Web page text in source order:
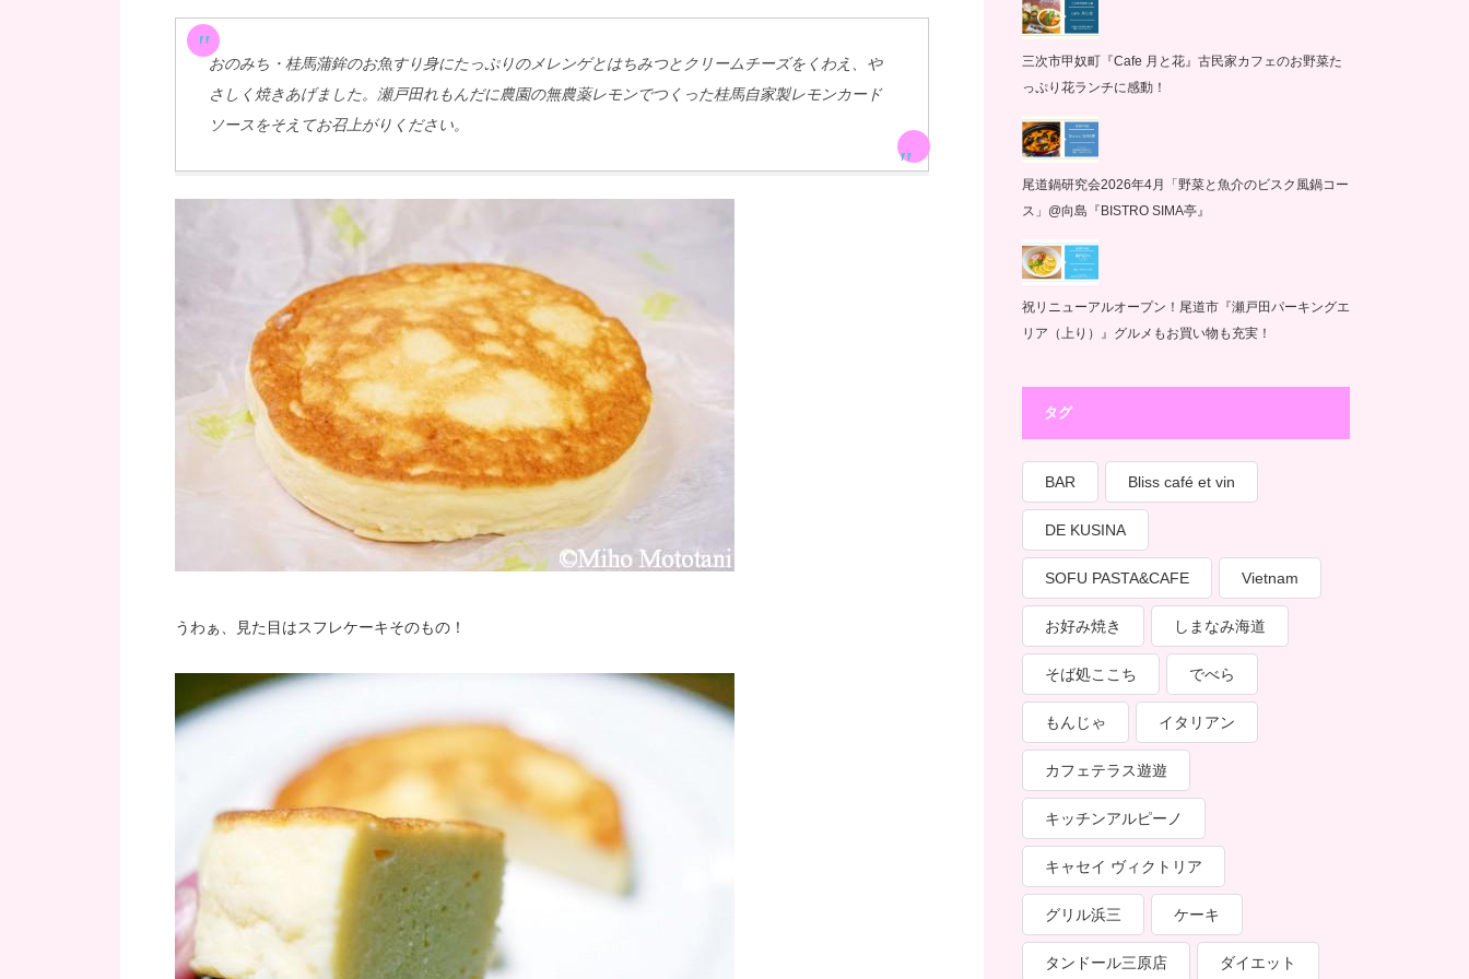
おのみち・桂馬蒲鉾のお魚すり身にたっぷりのメレンゲとはちみつとクリームチーズをくわえ、や
さしく焼きあげました。瀬戸田れもんだに農園の無農薬レモンでつくった桂馬自家製レモンカード
ソースをそえてお召上がりください。
うわぁ、見た目はスフレケーキそのもの！
三次市甲奴町『Cafe 月と花』古民家カフェのお野菜た
っぷり花ランチに感動！
尾道鍋研究会2026年4月「野菜と魚介のビスク風鍋コー
ス」@向島『BISTRO SIMA亭』
祝リニューアルオープン！尾道市『瀬戸田パーキングエ
リア（上り）』グルメもお買い物も充実！
タグ
BAR Bliss café et vin
DE KUSINA
SOFU PASTA&CAFE Vietnam
お好み焼き しまなみ海道
そば処ここち でべら
もんじゃ イタリアン
カフェテラス遊遊
キッチンアルピーノ
キャセイ ヴィクトリア
グリル浜三 ケーキ
タンドール三原店 ダイエット